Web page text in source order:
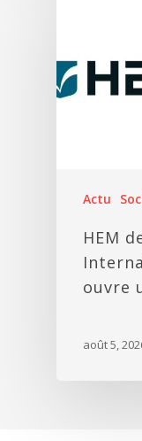
Actu
HEM
ouvre
août 5,